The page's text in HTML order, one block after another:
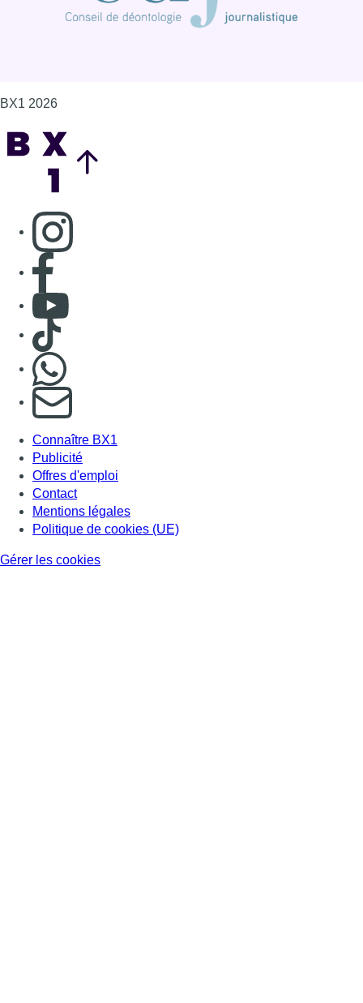
BX1 2026
Consulter page Instagram
Consulter page Facebook
Consulter Youtube
Consulter TikTok
S'abonner à notre newsletter
Connaître BX1
Publicité
Offres d'emploi
Contact
Mentions légales
Politique de cookies (UE)
Gérer les cookies